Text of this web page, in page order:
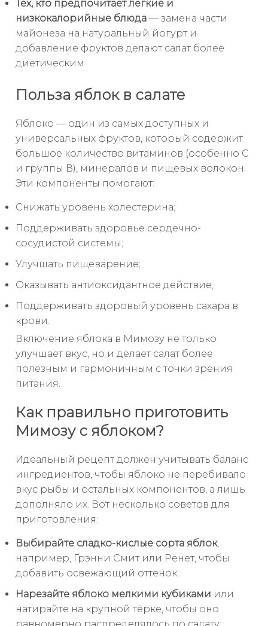
Тех, кто предпочитает лёгкие и
низкокалорийные блюда — замена части
майонеза на натуральный йогурт и
добавление фруктов делают салат более
диетическим.
Польза яблок в салате
Яблоко — один из самых доступных и
универсальных фруктов, который содержит
большое количество витаминов (особенно С
и группы В), минералов и пищевых волокон.
Эти компоненты помогают:
Снижать уровень холестерина;
Поддерживать здоровье сердечно-
сосудистой системы;
Улучшать пищеварение;
Оказывать антиоксидантное действие;
Поддерживать здоровый уровень сахара в
крови.
Включение яблока в Мимозу не только
улучшает вкус, но и делает салат более
полезным и гармоничным с точки зрения
питания.
Как правильно приготовить
Мимозу с яблоком?
Идеальный рецепт должен учитывать баланс
ингредиентов, чтобы яблоко не перебивало
вкус рыбы и остальных компонентов, а лишь
дополняло их. Вот несколько советов для
приготовления:
Выбирайте сладко-кислые сорта яблок,
например, Грэнни Смит или Ренет, чтобы
добавить освежающий оттенок;
Нарезайте яблоко мелкими кубиками или
натирайте на крупной тёрке, чтобы оно
равномерно распределялось по салату;